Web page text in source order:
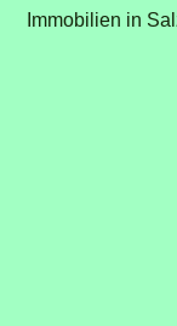
Immobilien in